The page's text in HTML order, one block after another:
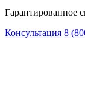
Гарантированное
Консультация 8